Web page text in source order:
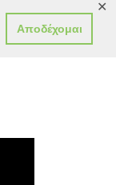
Αποδέχομαι
✕